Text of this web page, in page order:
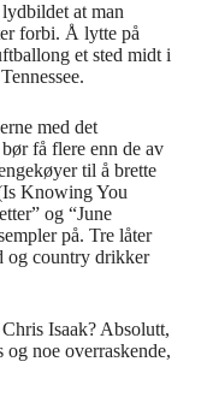
at man
forbi. Å lytte på
et sted midt i
med det
få flere enn de av
til å brette
Knowing You
og “June
på. Tre låter
og country drikker
Isaak? Absolutt,
noe overraskende,